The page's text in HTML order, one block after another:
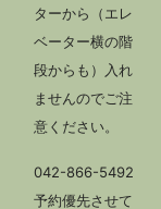
ターから（エレ
ベーター横の階
段からも）入れ
ませんのでご注
意ください。
042-866-5492
予約優先させて